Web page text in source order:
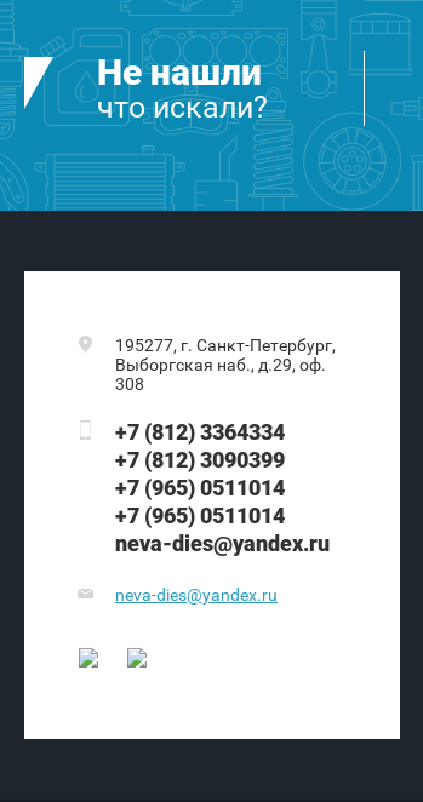
Не нашли
что искали?
195277, г. Санкт-Петербург,
Выборгская наб., д.29, оф.
308
+7 (812) 3364334
+7 (812) 3090399
+7 (965) 0511014
+7 (965) 0511014
neva-dies@yandex.ru
neva-dies@yandex.ru